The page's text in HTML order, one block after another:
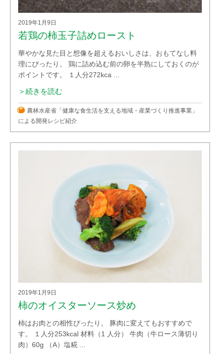
2019年1月9日
若鶏の柿玉子詰めロースト
華やかな見た目と想像を超えるおいしさは、おもてなし料
理にぴったり。 鶏に詰め込む前の卵を半熟にしておくのが
ポイントです。 １人分272kca ...
＞続きを読む
農林水産省「健康な食生活を支える地域・産業づくり推進事業」
による開発レシピ紹介
2019年1月9日
柿のオイスターソース炒め
柿はお肉との相性ぴったり。 豚肉に変えてもおすすめで
す。 １人分253kcal 材料（1 人分） 牛肉（牛ロース薄切り
肉）60g （A）塩糀 ...